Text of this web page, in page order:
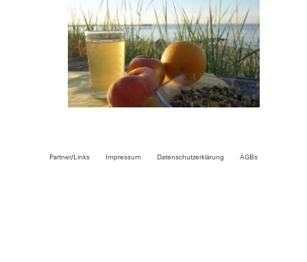
Partner/Links Impressum Datenschutzerklärung AGBs